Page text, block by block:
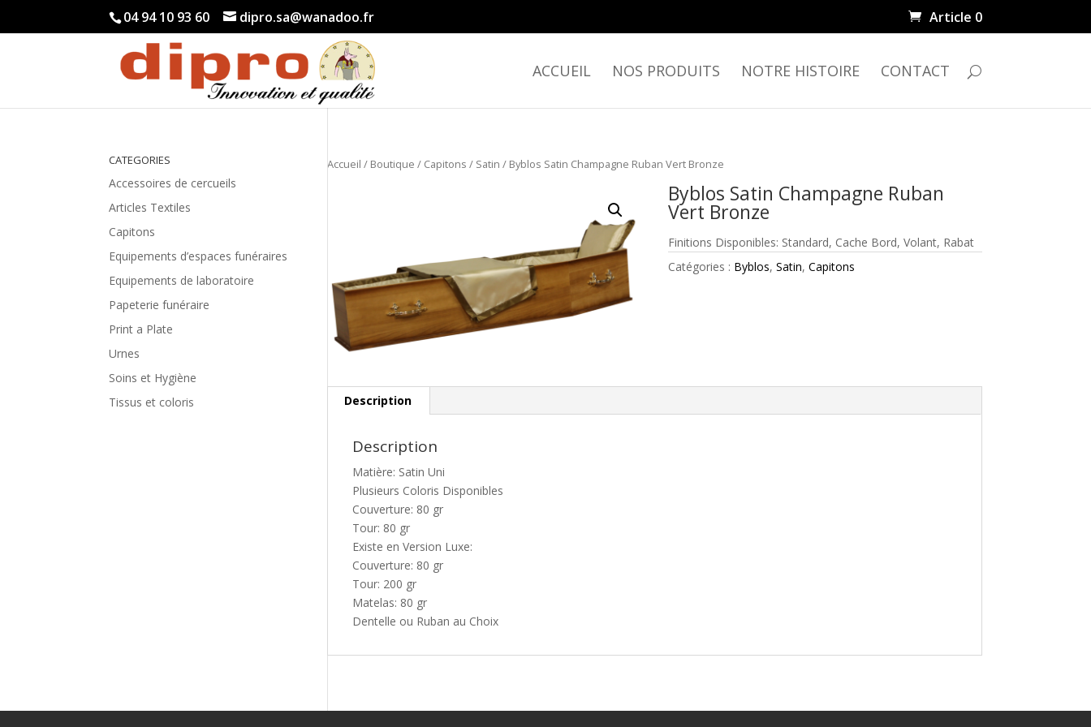
04 94 10 93 60 dipro.sa@wanadoo.fr Article 0
ACCUEIL NOS PRODUITS NOTRE HISTOIRE CONTACT
Accueil / Boutique / Capitons / Satin / Byblos Satin Champagne Ruban Vert Bronze
Byblos Satin Champagne Ruban
Vert Bronze
Finitions Disponibles: Standard, Cache Bord, Volant, Rabat
Catégories : Byblos, Satin, Capitons
Description
Description
Matière: Satin Uni
Plusieurs Coloris Disponibles
Couverture: 80 gr
Tour: 80 gr
Existe en Version Luxe:
Couverture: 80 gr
Tour: 200 gr
Matelas: 80 gr
Dentelle ou Ruban au Choix
CATEGORIES
Accessoires de cercueils
Articles Textiles
Capitons
Equipements d’espaces funéraires
Equipements de laboratoire
Papeterie funéraire
Print a Plate
Urnes
Soins et Hygiène
Tissus et coloris